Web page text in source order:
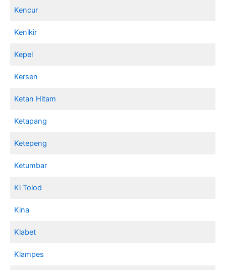
Kencur
Kenikir
Kepel
Kersen
Ketan Hitam
Ketapang
Ketepeng
Ketumbar
Ki Tolod
Kina
Klabet
Klampes